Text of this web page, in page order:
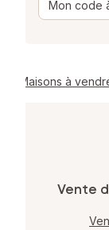
Mon code
Maisons à
Vente